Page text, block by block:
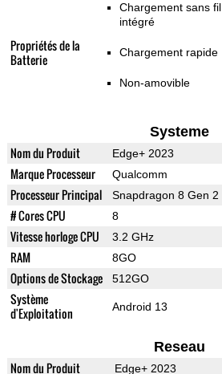
Propriétés de la
Batterie
Chargement sans fil
intégré
Chargement rapide
Non-amovible
Systeme
Nom du Produit Edge+ 2023
Marque Processeur Qualcomm
Processeur Principal Snapdragon 8 Gen 2
# Cores CPU 8
Vitesse horloge CPU 3.2 GHz
RAM 8GO
Options de Stockage 512GO
Système
d'Exploitation
Android 13
Reseau
Nom du Produit Edge+ 2023